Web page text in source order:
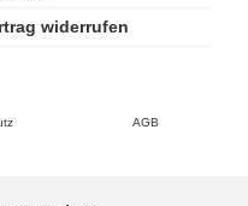
widerrufen
AGB